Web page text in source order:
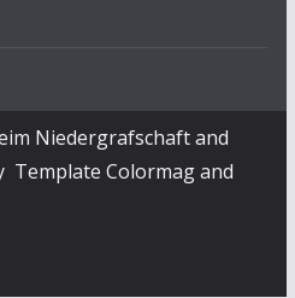
Niedergrafschaft and
Template Colormag and